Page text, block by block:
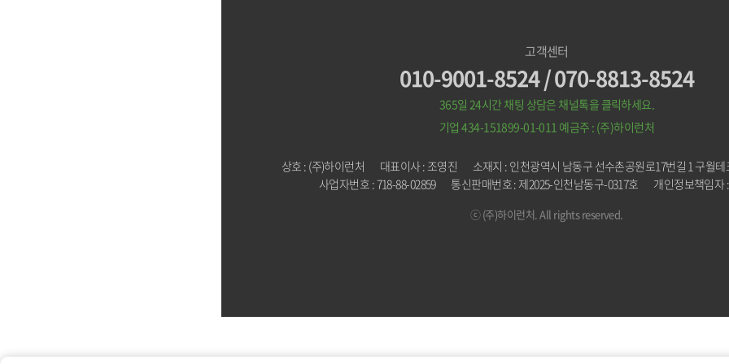
고객센터
010-9001-8524 / 070-8813-8524
365일 24시간 채팅 상담은 채널톡을 클릭하세요.
기업 434-151899-01-011 예금주 : (주)하이런처
상호 : (주)하이런처 대표이사 : 조영진
소재지 : 인천광역시 남동구 선수촌공원로17번길 1 구월
사업자번호 : 718-88-02859
통신판매번호 : 제2025-인천남동구-0317호 개인정보책임자
ⓒ (주)하이런처. All rights reserved.